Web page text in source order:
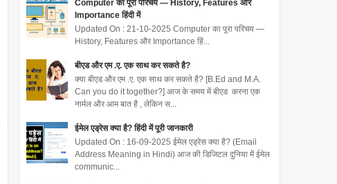
Computer का पूरा परिचय — History, Features और
Importance हिंदी में
Updated On : 21-10-2025 Computer का पूरा परिचय —
History, Features और Importance हिं...
बीएड और एम .ए. एक साथ कर सकते है?
क्या बीएड और एम .ए. एक साथ कर सकते है? [B.Ed and M.A.
Can you do it together?] आज के समय में बीएड करना एक
नार्मल और आम बात है , लेकिन स...
ईमेल एड्रेस क्या है? हिंदी में पूरी जानकारी
Updated On : 16-09-2025 ईमेल एड्रेस क्या है? (Email
Address Meaning in Hindi) आज की डिजिटल दुनिया में ईमेल
communic...